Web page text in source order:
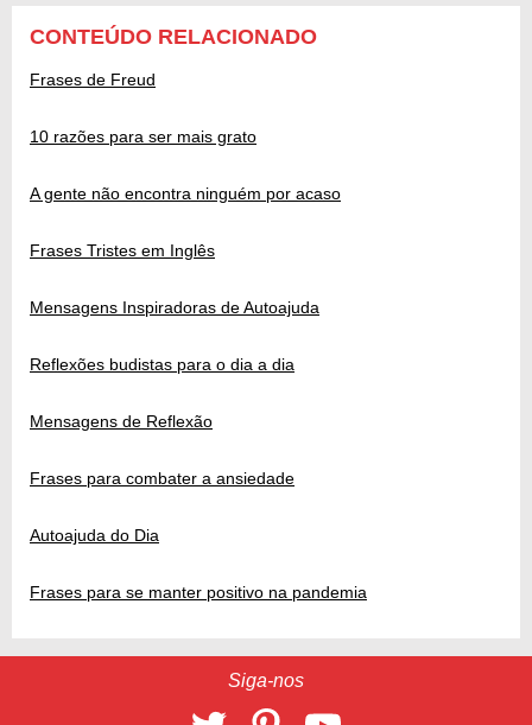
CONTEÚDO RELACIONADO
Frases de Freud
10 razões para ser mais grato
A gente não encontra ninguém por acaso
Frases Tristes em Inglês
Mensagens Inspiradoras de Autoajuda
Reflexões budistas para o dia a dia
Mensagens de Reflexão
Frases para combater a ansiedade
Autoajuda do Dia
Frases para se manter positivo na pandemia
Siga-nos